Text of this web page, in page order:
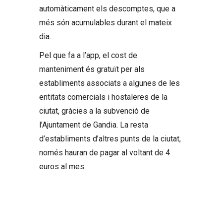
automàticament els descomptes, que a
més són acumulables durant el mateix
dia.
Pel que fa a l’app, el cost de
manteniment és gratuït per als
establiments associats a algunes de les
entitats comercials i hostaleres de la
ciutat, gràcies a la subvenció de
l’Ajuntament de Gandia. La resta
d’establiments d’altres punts de la ciutat,
només hauran de pagar al voltant de 4
euros al mes.